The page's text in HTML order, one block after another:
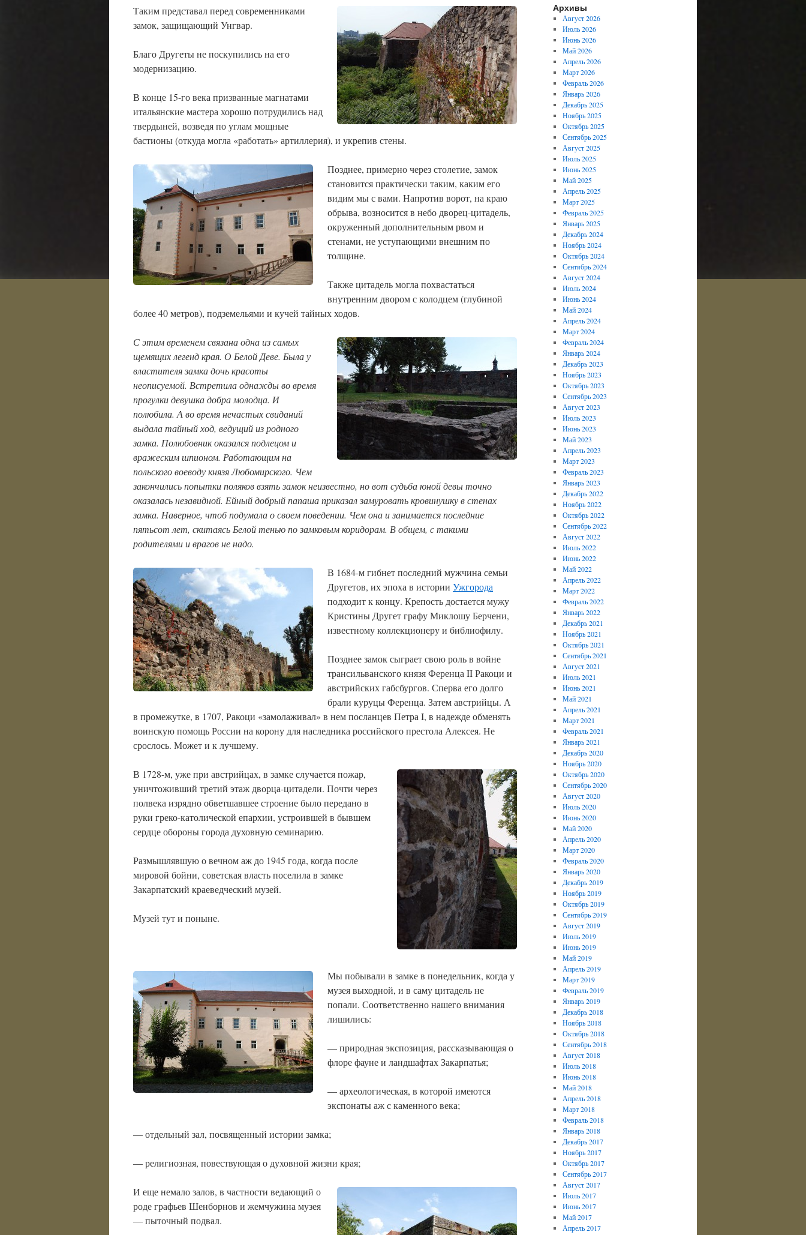
Таким представал перед современниками
замок, защищающий Унгвар.
Благо Другеты не поскупились на его
модернизацию.
В конце 15-го века призванные магнатами
итальянские мастера хорошо потрудились над
твердыней, возведя по углам мощные
бастионы (откуда могла «работать» артиллерия), и укрепив стены.
Позднее, примерно через столетие, замок
становится практически таким, каким его
видим мы с вами. Напротив ворот, на краю
обрыва, возносится в небо дворец-цитадель,
окруженный дополнительным рвом и
стенами, не уступающими внешним по
толщине.
Также цитадель могла похвастаться
внутренним двором с колодцем (глубиной
более 40 метров), подземельями и кучей тайных ходов.
С этим временем связана одна из самых
щемящих легенд края. О Белой Деве. Была у
властителя замка дочь красоты
неописуемой. Встретила однажды во время
прогулки девушка добра молодца. И
полюбила. А во время нечастых свиданий
выдала тайный ход, ведущий из родного
замка. Полюбовник оказался подлецом и
вражеским шпионом. Работающим на
польского воеводу князя Любомирского. Чем
закончились попытки поляков взять замок неизвестно, но вот судьба юной девы точно
оказалась незавидной. Ейный добрый папаша приказал замуровать кровинушку в стенах
замка. Наверное, чтоб подумала о своем поведении. Чем она и занимается последние
пятьсот лет, скитаясь Белой тенью по замковым коридорам. В общем, с такими
родителями и врагов не надо.
В 1684-м гибнет последний мужчина семьи
Другетов, их эпоха в истории Ужгорода
подходит к концу. Крепость достается мужу
Кристины Другет графу Миклошу Берчени,
известному коллекционеру и библиофилу.
Позднее замок сыграет свою роль в войне
трансильванского князя Ференца II Ракоци и
австрийских габсбургов. Сперва его долго
брали куруцы Ференца. Затем австрийцы. А
в промежутке, в 1707, Ракоци «замолаживал» в нем посланцев Петра I, в надежде обменять
воинскую помощь России на корону для наследника российского престола Алексея. Не
срослось. Может и к лучшему.
В 1728-м, уже при австрийцах, в замке случается пожар,
уничтоживший третий этаж дворца-цитадели. Почти через
полвека изрядно обветшавшее строение было передано в
руки греко-католической епархии, устроившей в бывшем
сердце обороны города духовную семинарию.
Размышлявшую о вечном аж до 1945 года, когда после
мировой бойни, советская власть поселила в замке
Закарпатский краеведческий музей.
Музей тут и поныне.
Мы побывали в замке в понедельник, когда у
музея выходной, и в саму цитадель не
попали. Соответственно нашего внимания
лишились:
— природная экспозиция, рассказывающая о
флоре фауне и ландшафтах Закарпатья;
— археологическая, в которой имеются
экспонаты аж с каменного века;
— отдельный зал, посвященный истории замка;
— религиозная, повествующая о духовной жизни края;
И еще немало залов, в частности ведающий о
роде графьев Шенборнов и жемчужина музея
— пыточный подвал.
Архивы
Август 2026
Июль 2026
Июнь 2026
Май 2026
Апрель 2026
Март 2026
Февраль 2026
Январь 2026
Декабрь 2025
Ноябрь 2025
Октябрь 2025
Сентябрь 2025
Август 2025
Июль 2025
Июнь 2025
Май 2025
Апрель 2025
Март 2025
Февраль 2025
Январь 2025
Декабрь 2024
Ноябрь 2024
Октябрь 2024
Сентябрь 2024
Август 2024
Июль 2024
Июнь 2024
Май 2024
Апрель 2024
Март 2024
Февраль 2024
Январь 2024
Декабрь 2023
Ноябрь 2023
Октябрь 2023
Сентябрь 2023
Август 2023
Июль 2023
Июнь 2023
Май 2023
Апрель 2023
Март 2023
Февраль 2023
Январь 2023
Декабрь 2022
Ноябрь 2022
Октябрь 2022
Сентябрь 2022
Август 2022
Июль 2022
Июнь 2022
Май 2022
Апрель 2022
Март 2022
Февраль 2022
Январь 2022
Декабрь 2021
Ноябрь 2021
Октябрь 2021
Сентябрь 2021
Август 2021
Июль 2021
Июнь 2021
Май 2021
Апрель 2021
Март 2021
Февраль 2021
Январь 2021
Декабрь 2020
Ноябрь 2020
Октябрь 2020
Сентябрь 2020
Август 2020
Июль 2020
Июнь 2020
Май 2020
Апрель 2020
Март 2020
Февраль 2020
Январь 2020
Декабрь 2019
Ноябрь 2019
Октябрь 2019
Сентябрь 2019
Август 2019
Июль 2019
Июнь 2019
Май 2019
Апрель 2019
Март 2019
Февраль 2019
Январь 2019
Декабрь 2018
Ноябрь 2018
Октябрь 2018
Сентябрь 2018
Август 2018
Июль 2018
Июнь 2018
Май 2018
Апрель 2018
Март 2018
Февраль 2018
Январь 2018
Декабрь 2017
Ноябрь 2017
Октябрь 2017
Сентябрь 2017
Август 2017
Июль 2017
Июнь 2017
Май 2017
Апрель 2017